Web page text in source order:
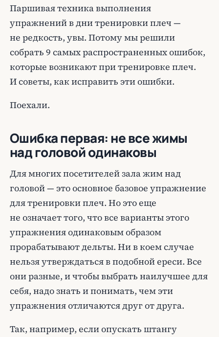
Паршивая техника выполнения
упражнений в дни тренировки плеч —
не редкость, увы. Потому мы решили
собрать 9 самых распространенных ошибок,
которые возникают при тренировке плеч.
И советы, как исправить эти ошибки.
Поехали.
Ошибка первая: не все жимы
над головой одинаковы
Для многих посетителей зала жим над
головой — это основное базовое упражнение
для тренировки плеч. Но это еще
не означает того, что все варианты этого
упражнения одинаковым образом
прорабатывают дельты. Ни в коем случае
нельзя утверждаться в подобной ереси. Все
они разные, и чтобы выбрать наилучшее для
себя, надо знать и понимать, чем эти
упражнения отличаются друг от друга.
Так, например, если опускать штангу